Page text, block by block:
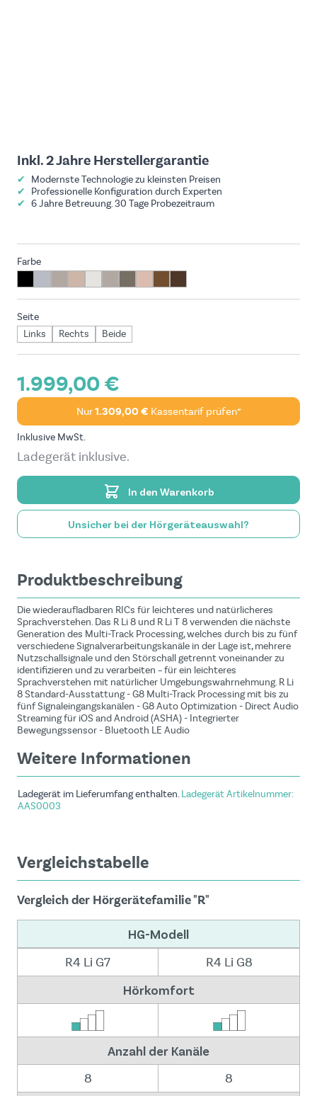
Inkl. 2 Jahre Herstellergarantie
✔
Modernste Technologie zu kleinsten Preisen
✔
Professionelle Konfiguration durch Experten
✔ 6 Jahre Betreuung. 30 Tage Probezeitraum
Farbe
Seite
Links
Rechts Beide
1.999,00 €
Nur1.309,00 € Kassentarif prüfen*
Inklusive MwSt.
Ladegerät inklusive.
In den Warenkorb
Unsicher bei der Hörgeräteauswahl?
Produktbeschreibung
Die wiederaufladbaren RICs für leichteres und natürlicheres
Sprachverstehen. Das R Li 8 und R Li T 8 verwenden die nächste
Generation des Multi-Track Processing, welches durch bis zu fünf
verschiedene Signalverarbeitungskanäle in der Lage ist, mehrere
Nutzschallsignale und den Störschall getrennt voneinander zu
identifizieren und zu verarbeiten – für ein leichteres
Sprachverstehen mit natürlicher Umgebungswahrnehmung. R Li
8 Standard-Ausstattung - G8 Multi-Track Processing mit bis zu
fünf Signaleingangskanälen - G8 Auto Optimization - Direct Audio
Streaming für iOS and Android (ASHA) - Integrierter
Bewegungssensor - Bluetooth LE Audio
Weitere Informationen
Ladegerät im Lieferumfang enthalten.Ladegerät Artikelnummer:
AAS0003
Vergleichstabelle
Vergleich der Hörgerätefamilie "R"
HG-Modell
R4 Li G7
R4 Li G8
Hörkomfort
Anzahl der Kanäle
8
8